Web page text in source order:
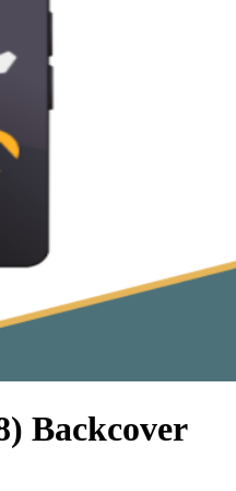
Backcover